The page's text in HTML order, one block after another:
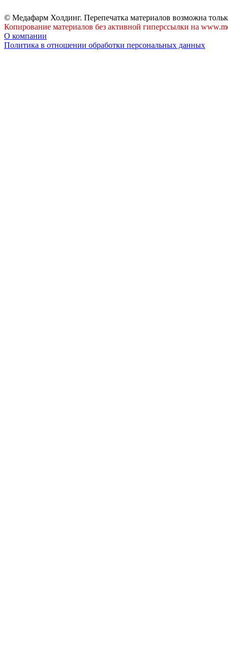
© Медафарм Холдинг. Перепечатка материалов возможна
Копирование материалов без активной гиперссылки на
О компании
Политика в отношении обработки персональных данных